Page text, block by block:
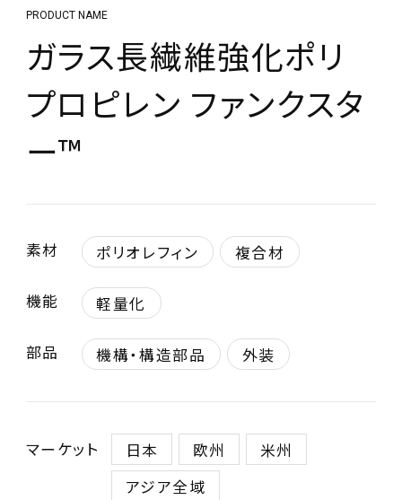
PRODUCT NAME
ガラス長繊維強化ポリ
プロピレン ファンクスタ
ー™
素材 ポリオレフィン 複合材
機能 軽量化
部品 機構・構造部品 外装
マーケット 日本 欧州
米州
アジア全域